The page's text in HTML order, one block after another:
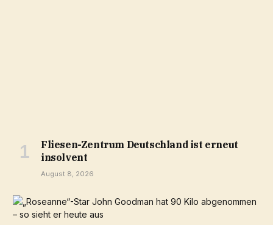
Fliesen-Zentrum Deutschland ist erneut
insolvent
August 8, 2026